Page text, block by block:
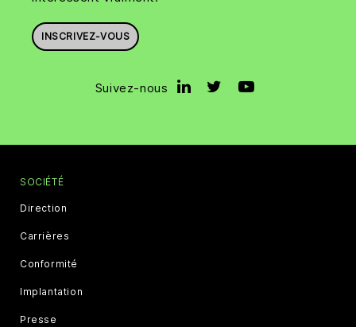
INSCRIVEZ-VOUS
Suivez-nous
SOCIÉTÉ
Direction
Carrières
Conformité
Implantation
Presse